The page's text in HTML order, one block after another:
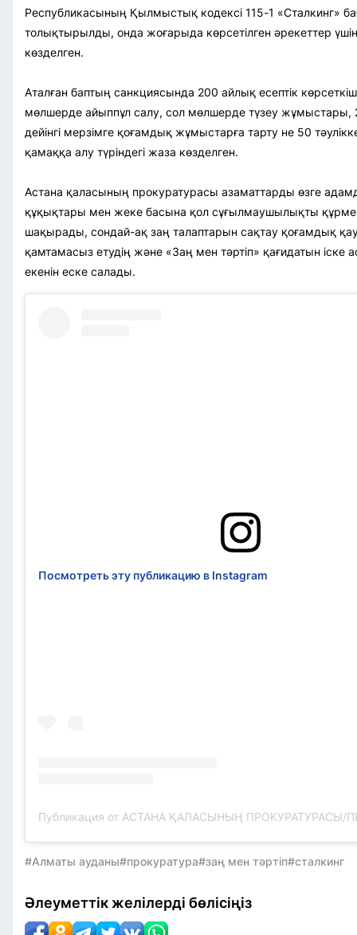
Республикасының Қылмыстық кодексі 115-1 «Сталкинг»
толықтырылды, онда жоғарыда көрсетілген әрекеттер
көзделген.
Аталған баптың санкциясында 200 айлық есептік
мөлшерде айыппұл салу, сол мөлшерде түзеу жұмыстары,
дейінгі мерзімге қоғамдық жұмыстарға тарту не 50
қамаққа алу түріндегі жаза көзделген.
Астана қаласының прокуратурасы азаматтарды өзге
құқықтары мен жеке басына қол сұғылмаушылықты
шақырады, сондай-ақ заң талаптарын сақтау қоғамдық
қамтамасыз етудің және «Заң мен тәртіп» қағидатын іске
екенін еске салады.
Посмотреть эту публикацию в Instagram
#Алматы ауданы#прокуратура#заң мен тәртіп#сталкинг
Әлеуметтік желілерді бөлісіңіз